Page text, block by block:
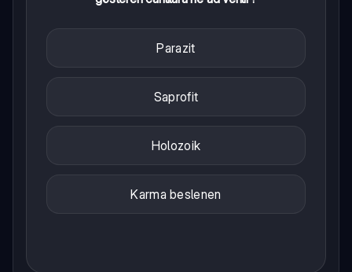
Parazit
Saprofit
Holozoik
Karma beslenen